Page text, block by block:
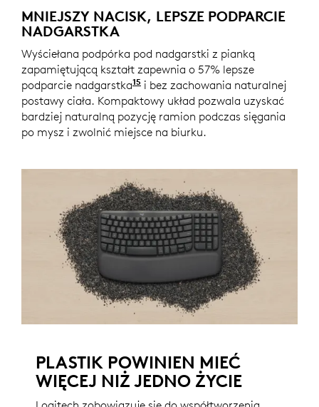
MNIEJSZY NACISK, LEPSZE PODPARCIE
NADGARSTKA
Wyściełana podpórka pod nadgarstki z pianką
zapamiętującą kształt zapewnia o 57% lepsze
podparcie nadgarstka15 W porównaniu z tradycyjną
i bez zachowania naturalnej
postawy ciała. Kompaktowy układ pozwala uzyskać
bardziej naturalną pozycję ramion podczas sięgania
po mysz i zwolnić miejsce na biurku.
PLASTIK POWINIEN MIEĆ
WIĘCEJ NIŻ JEDNO ŻYCIE